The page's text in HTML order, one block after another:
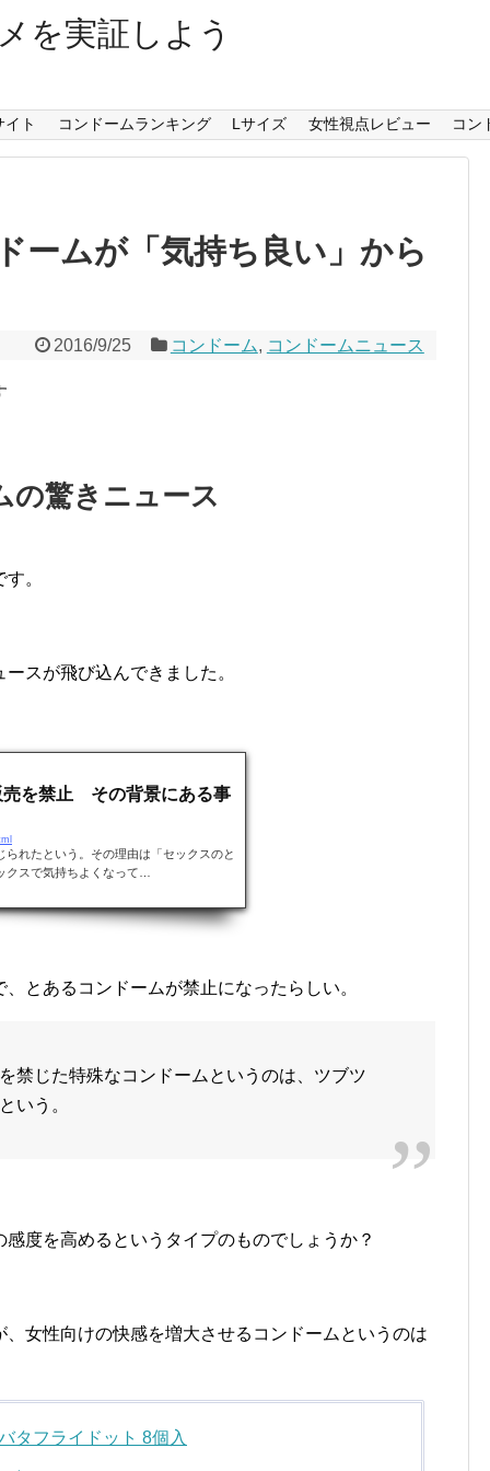
を実証しよう
ト コンドームランキング Lサイズ 女性視点レビュー コン
ームが「気持ち良い」から
2016/9/25 コンドーム, コンドームニュース
の驚きニュース
。
スが飛び込んできました。
売を禁止 その背景にある事
れたという。その理由は「セックスのと
スで気持ちよくなって…
とあるコンドームが禁止になったらしい。
禁じた特殊なコンドームというのは、ツブツ
いう。
度を高めるというタイプのものでしょうか？
女性向けの快感を増大させるコンドームというのは
タフライドット 8個入